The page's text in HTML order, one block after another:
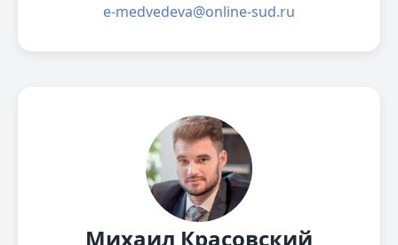
e-medvedeva@online-sud.ru
Михаил Красовский